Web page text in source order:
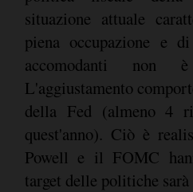
situazione attuale
piena occupazione e
accomodanti non
L'aggiustamento
della Fed (almeno 4
quest'anno). Ciò è
Powell e il FOMC
target delle politiche